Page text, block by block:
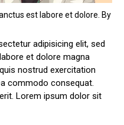
est labore et dolore. By
adipisicing elit, sed
et dolore magna
nostrud exercitation
commodo consequat.
Lorem ipsum dolor sit